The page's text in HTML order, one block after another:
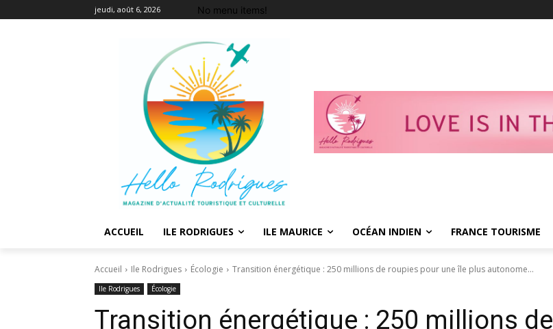
jeudi, août 6, 2026 No menu items!
ACCUEIL ILE RODRIGUES ILE MAURICE OCÉAN INDIEN FRANCE TOURISME
Accueil Ile Rodrigues Écologie Transition énergétique : 250 millions de roupies pour une île plus autonome...
Ile Rodrigues Écologie
Transition énergétique : 250 millions de